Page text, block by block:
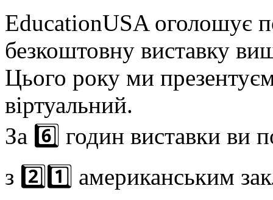
EducationUSA оголошує
безкоштовну виставку
Цього року ми
віртуальний.
За 6️⃣ годин виставки ви
з 2️⃣ 1️⃣ американським